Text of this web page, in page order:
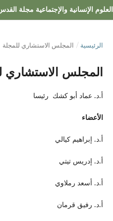
الرئيسية / المجلس الاستشاري للمجلة
المجلس الاستشاري
أ.د. عماد أبو كشك رئيسا
الأعضاء
أ.د. إبراهيم كيالي
أ.د. إدريس تيتي
أ.د. أسعد رملاوي
أ.د. رفيق قرمان